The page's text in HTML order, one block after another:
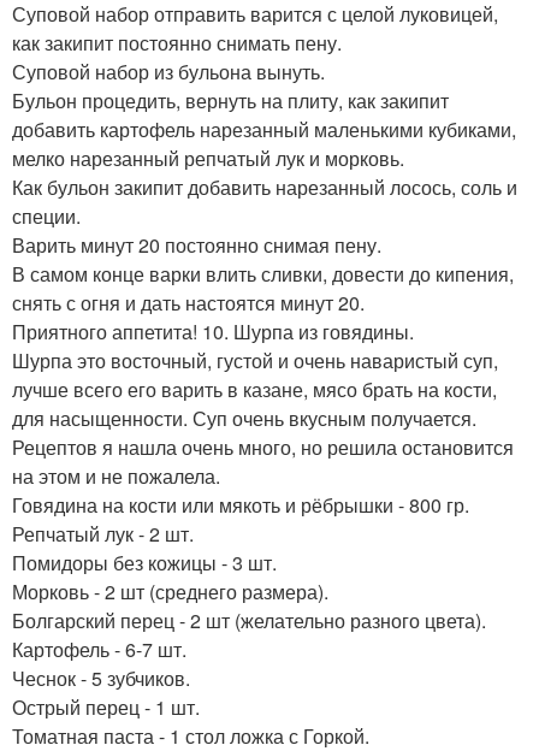
Суповой набор отправить варится с целой луковицей,
как закипит постоянно снимать пену.
Суповой набор из бульона вынуть.
Бульон процедить, вернуть на плиту, как закипит
добавить картофель нарезанный маленькими кубиками,
мелко нарезанный репчатый лук и морковь.
Как бульон закипит добавить нарезанный лосось, соль и
специи.
Варить минут 20 постоянно снимая пену.
В самом конце варки влить сливки, довести до кипения,
снять с огня и дать настоятся минут 20.
Приятного аппетита! 10. Шурпа из говядины.
Шурпа это восточный, густой и очень наваристый суп,
лучше всего его варить в казане, мясо брать на кости,
для насыщенности. Суп очень вкусным получается.
Рецептов я нашла очень много, но решила остановится
на этом и не пожалела.
Говядина на кости или мякоть и рёбрышки - 800 гр.
Репчатый лук - 2 шт.
Помидоры без кожицы - 3 шт.
Морковь - 2 шт (среднего размера).
Болгарский перец - 2 шт (желательно разного цвета).
Картофель - 6-7 шт.
Чеснок - 5 зубчиков.
Острый перец - 1 шт.
Томатная паста - 1 стол ложка с Горкой.